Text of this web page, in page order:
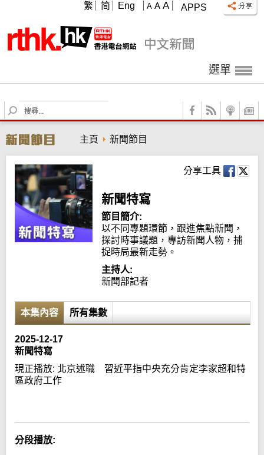
APPS
A A A
繁 简 Eng
選單
S
e
r
c
h
主頁 新聞節目
分享工具
新聞特寫
節目簡介:
以不同專題環節，跟進焦點新聞，
探討時事議題，專訪新聞人物，捕
捉時局最新走勢。
主持人:
新聞部記者
本集內容 所有集數
2025-12-17
新聞特寫
現正播放: 北京述職 習近平指中央充分肯定李家超和特
區政府工作
分段播放: